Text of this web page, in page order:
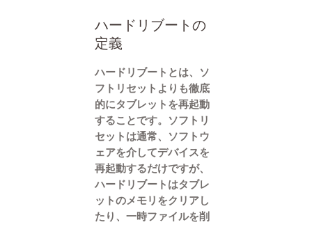
ハードリブートの
定義
ハードリブートとは、ソ
フトリセットよりも徹底
的にタブレットを再起動
することです。ソフトリ
セットは通常、ソフトウ
ェアを介してデバイスを
再起動するだけですが、
ハードリブートはタブレ
ットのメモリをクリアし
たり、一時ファイルを削